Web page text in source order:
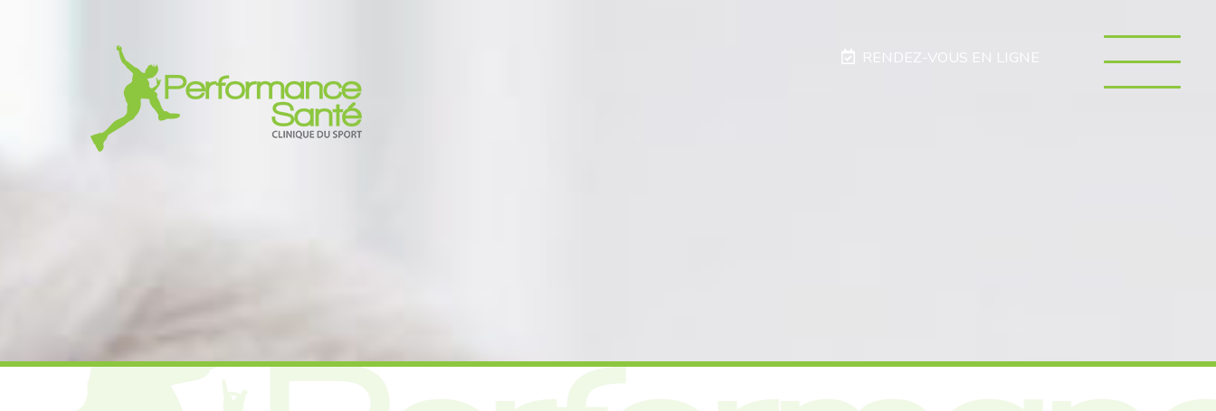
RENDEZ-VOUS EN LIGNE